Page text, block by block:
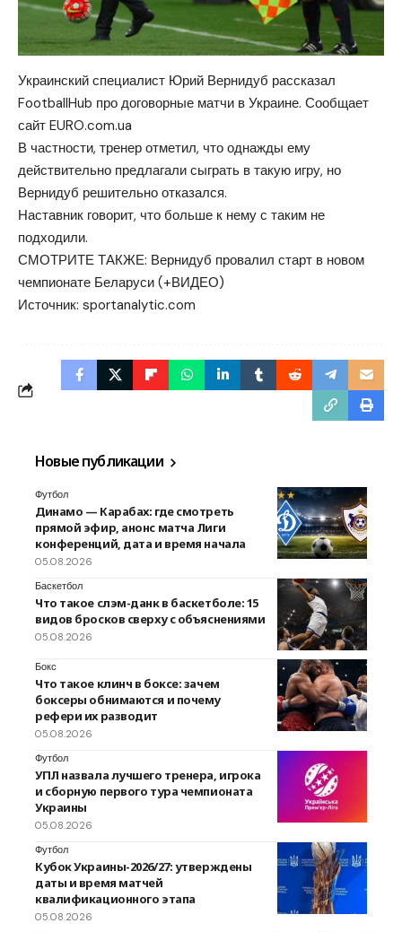
Украинский специалист Юрий Вернидуб рассказал
FootballHub про договорные матчи в Украине. Сообщает
сайт EURO.com.ua
В частности, тренер отметил, что однажды ему
действительно предлагали сыграть в такую игру, но
Вернидуб решительно отказался.
Наставник говорит, что больше к нему с таким не
подходили.
СМОТРИТЕ ТАКЖЕ: Вернидуб провалил старт в новом
чемпионате Беларуси (+ВИДЕО)
Источник: sportanalytic.com
Новые публикации
Футбол
Динамо — Карабах: где смотреть
прямой эфир, анонс матча Лиги
конференций, дата и время начала
05.08.2026
Баскетбол
Что такое слэм-данк в баскетболе: 15
видов бросков сверху с объяснениями
05.08.2026
Бокс
Что такое клинч в боксе: зачем
боксеры обнимаются и почему
рефери их разводит
05.08.2026
Футбол
УПЛ назвала лучшего тренера, игрока
и сборную первого тура чемпионата
Украины
05.08.2026
Футбол
Кубок Украины-2026/27: утверждены
даты и время матчей
квалификационного этапа
05.08.2026